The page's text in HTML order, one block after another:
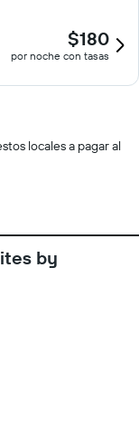
$180
por noche con tasas
locales a pagar al
by